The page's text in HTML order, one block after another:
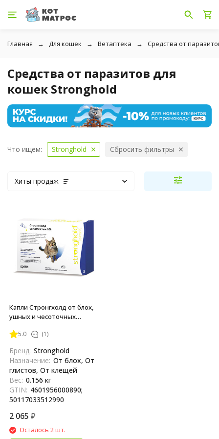
Главная Для кошек Ветаптека Средства от
Средства от паразитов для
кошек Stronghold
Что ищем: Stronghold Сбросить фильтры
Хиты продаж
Капли Стронгхолд от блох,
ушных и чесоточных
кошек весом от 2,6 до 7,5 кг -
5.0 (1)
Бренд: Stronghold
Назначение: От блох, От
глистов, От клещей
Вес: 0.156 кг
GTIN: 4601956000890;
50117033512990
2 065 ₽
Осталось 2 шт.